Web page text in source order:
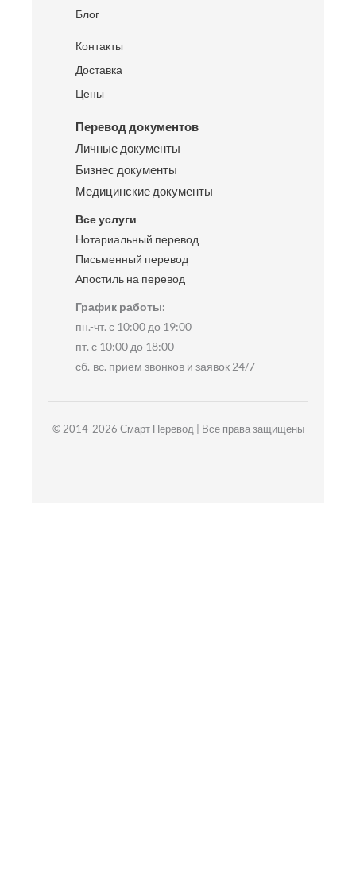
Блог
Контакты
Доставка
Цены
Перевод документов
Личные документы
Бизнес документы
Медицинские документы
Все услуги
Нотариальный перевод
Письменный перевод
Апостиль на перевод
График работы:
пн.-чт. с 10:00 до 19:00
пт. с 10:00 до 18:00
сб.-вс. прием звонков и заявок 24/7
© 2014-2026 Смарт Перевод | Все права защищены